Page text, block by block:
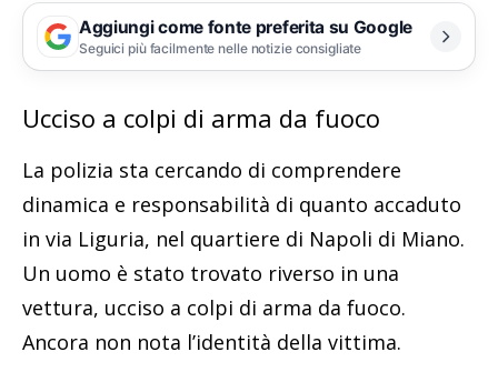
Aggiungi come fonte preferita su Google
Seguici più facilmente nelle notizie consigliate
Ucciso a colpi di arma da fuoco
La polizia sta cercando di comprendere
dinamica e responsabilità di quanto accaduto
in via Liguria, nel quartiere di Napoli di Miano.
Un uomo è stato trovato riverso in una
vettura, ucciso a colpi di arma da fuoco.
Ancora non nota l’identità della vittima.